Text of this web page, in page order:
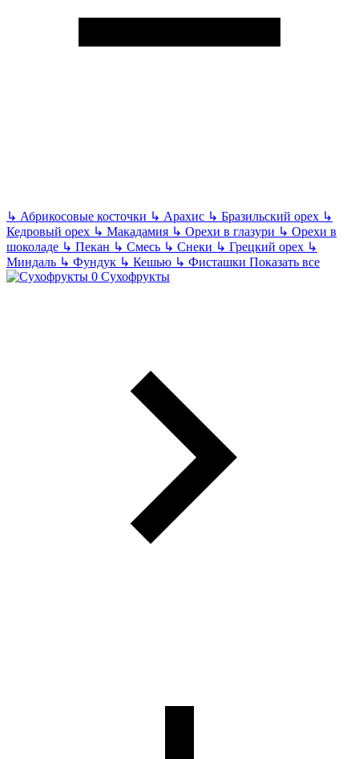
↳ Абрикосовые косточки ↳ Арахис ↳ Бразильский орех ↳
Кедровый орех ↳ Макадамия ↳ Орехи в глазури ↳ Орехи в
шоколаде ↳ Пекан ↳ Смесь ↳ Снеки ↳ Грецкий орех ↳
Миндаль ↳ Фундук ↳ Кешью ↳ Фисташки Показать все
Сухофрукты